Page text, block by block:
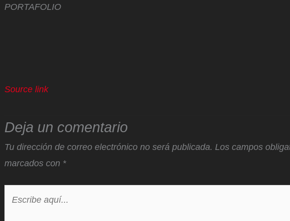
PORTAFOLIO
Source link
Deja un comentario
Tu dirección de correo electrónico no será publicada. Los campos
marcados con *